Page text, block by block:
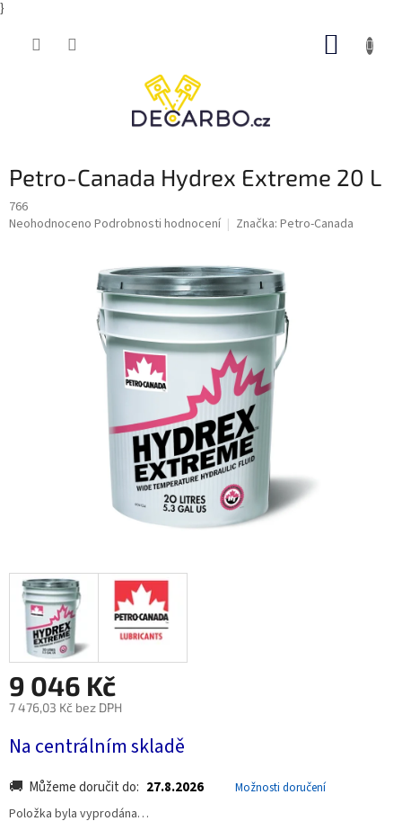
}
Petro-Canada Hydrex Extreme 20 L
766
Průměrné
Neohodnoceno Podrobnosti hodnocení Značka: Petro-Canada
9 046 Kč
7 476,03 Kč bez DPH
cena:
Na centrálním skladě
Můžeme doručit do: 27.8.2026 Možnosti doručení
Položka byla vyprodána…